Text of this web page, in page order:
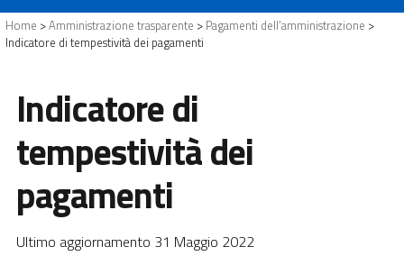
Home >Amministrazione trasparente > Pagamenti dell’amministrazione >
Indicatore di tempestività dei pagamenti
Indicatore di
tempestività dei
pagamenti
Ultimo aggiornamento 31 Maggio 2022